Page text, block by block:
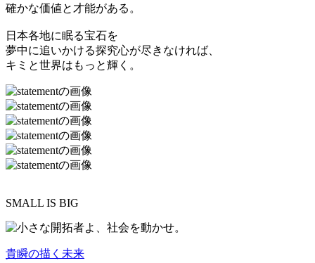
確かな価値と才能がある。
日本各地に眠る宝石を
夢中に追いかける探究心が尽きなければ、
キミと世界はもっと輝く。
SMALL IS BIG
貴瞬の描く未来